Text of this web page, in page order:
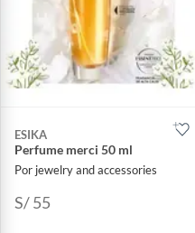
ESIKA
Perfume merci 50 ml
Por jewelry and accessories
S/ 55